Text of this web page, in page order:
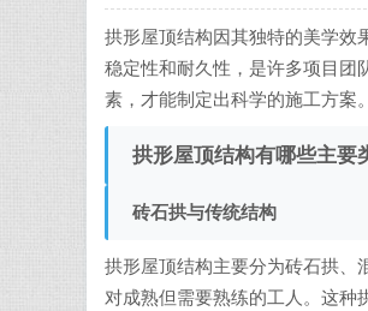
拱形屋顶结构因其独特的美学效
稳定性和耐久性，是许多项目团
素，才能制定出科学的施工方案。
拱形屋顶结构有哪些主要
砖石拱与传统结构
拱形屋顶结构主要分为砖石拱、
对成熟但需要熟练的工人。这种